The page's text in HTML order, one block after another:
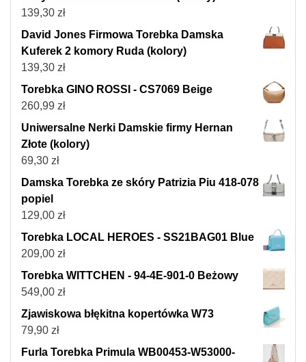
139,30 zł
David Jones Firmowa Torebka Damska
Kuferek 2 komory Ruda (kolory)
139,30 zł
Torebka GINO ROSSI - CS7069 Beige
260,99 zł
Uniwersalne Nerki Damskie firmy Hernan
Złote (kolory)
69,30 zł
Damska Torebka ze skóry Patrizia Piu 418-078
popiel
129,00 zł
Torebka LOCAL HEROES - SS21BAG01 Blue
209,00 zł
Torebka WITTCHEN - 94-4E-901-0 Beżowy
549,00 zł
Zjawiskowa błękitna kopertówka W73
79,90 zł
Furla Torebka Primula WB00453-W53000-